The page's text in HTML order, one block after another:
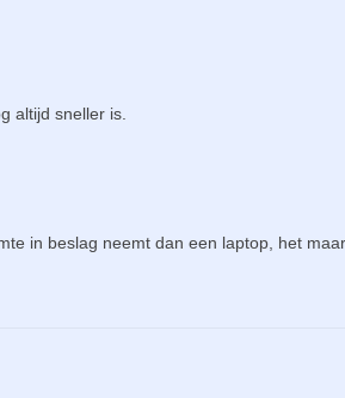
altijd sneller is.
in beslag neemt dan een laptop, het